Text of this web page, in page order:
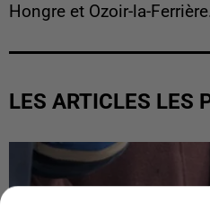
Hongre et Ozoir-la-
LES ARTICLES LES